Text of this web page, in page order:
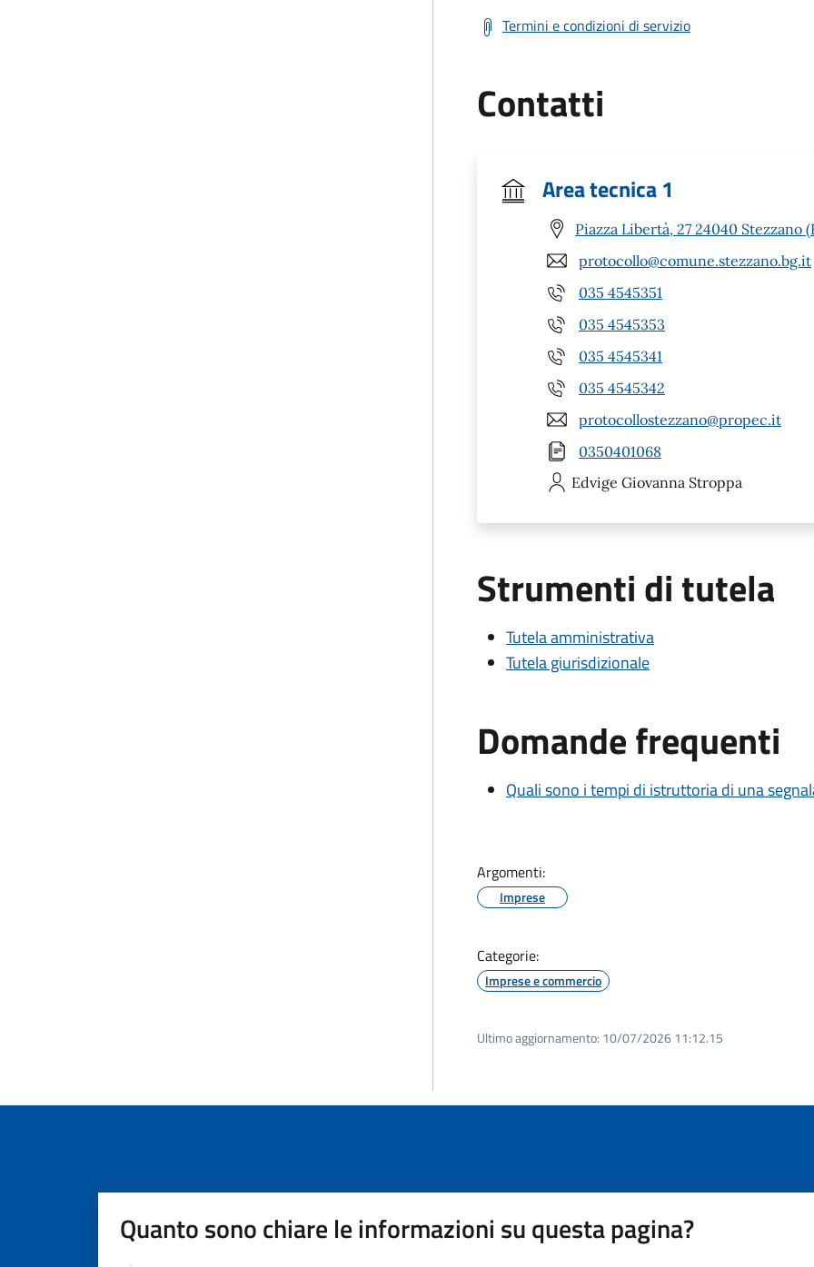
Termini e condizioni di servizio
Contatti
Area tecnica 1
Piazza Libertà, 27 24040 Stezzano
protocollo@comune.stezzano.bg.it
035 4545351
035 4545353
035 4545341
035 4545342
protocollostezzano@propec.it
0350401068
Edvige Giovanna Stroppa
Strumenti di tutela
Tutela amministrativa
Tutela giurisdizionale
Domande frequenti
Quali sono i tempi di istruttoria di una
Argomenti:
Imprese
Categorie:
Imprese e commercio
Ultimo aggiornamento: 10/07/2026 11:12.15
Quanto sono chiare le informazioni su questa pagina?